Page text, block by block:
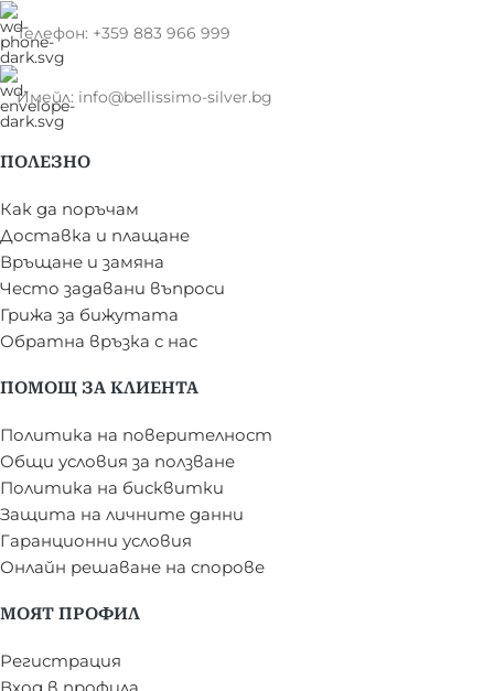
Телефон: +359 883 966 999
Имейл: info@bellissimo-silver.bg
ПОЛЕЗНО
Как да поръчам
Доставка и плащане
Връщане и замяна
Често задавани въпроси
Грижа за бижутата
Обратна връзка с нас
ПОМОЩ ЗА КЛИЕНТА
Политика на поверителност
Общи условия за ползване
Политика на бисквитки
Защита на личните данни
Гаранционни условия
Онлайн решаване на спорове
МОЯТ ПРОФИЛ
Регистрация
Вход в профила